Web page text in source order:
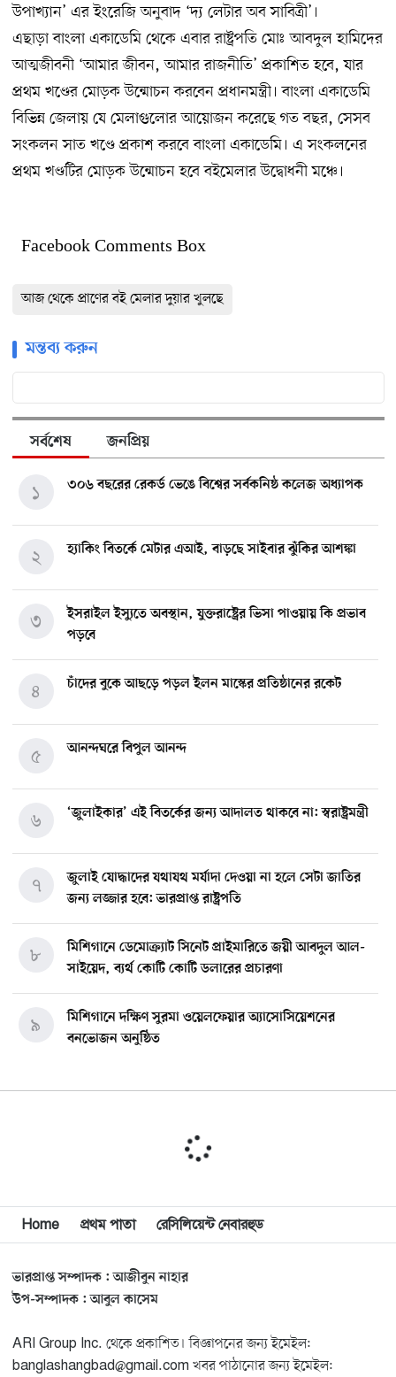
উপাখ্যান’ এর ইংরেজি অনুবাদ ‘দ্য লেটার অব সাবিত্রী’।
এছাড়া বাংলা একাডেমি থেকে এবার রাষ্ট্রপতি মোঃ আবদুল হামিদের
আত্মজীবনী ‘আমার জীবন, আমার রাজনীতি’ প্রকাশিত হবে, যার
প্রথম খণ্ডের মোড়ক উন্মোচন করবেন প্রধানমন্ত্রী। বাংলা একাডেমি
বিভিন্ন জেলায় যে মেলাগুলোর আয়োজন করেছে গত বছর, সেসব
সংকলন সাত খণ্ডে প্রকাশ করবে বাংলা একাডেমি। এ সংকলনের
প্রথম খণ্ডটির মোড়ক উন্মোচন হবে বইমেলার উদ্বোধনী মঞ্চে।
Facebook Comments Box
আজ থেকে প্রাণের বই মেলার দুয়ার খুলছে
মন্তব্য করুন
সর্বশেষ জনপ্রিয়
৩০৬ বছরের রেকর্ড ভেঙে বিশ্বের সর্বকনিষ্ঠ কলেজ অধ্যাপক
১
হ্যাকিং বিতর্কে মেটার এআই, বাড়ছে সাইবার ঝুঁকির আশঙ্কা
২
ইসরাইল ইস্যুতে অবস্থান, যুক্তরাষ্ট্রের ভিসা পাওয়ায় কি প্রভাব
পড়বে
৩
চাঁদের বুকে আছড়ে পড়ল ইলন মাস্কের প্রতিষ্ঠানের রকেট
৪
আনন্দঘরে বিপুল আনন্দ
৫
‘জুলাইকার’ এই বিতর্কের জন্য আদালত থাকবে না: স্বরাষ্ট্রমন্ত্রী
৬
জুলাই যোদ্ধাদের যথাযথ মর্যাদা দেওয়া না হলে সেটা জাতির
জন্য লজ্জার হবে: ভারপ্রাপ্ত রাষ্ট্রপতি
৭
মিশিগানে ডেমোক্র্যাট সিনেট প্রাইমারিতে জয়ী আবদুল আল-
সাইয়েদ, ব্যর্থ কোটি কোটি ডলারের প্রচারণা
৮
মিশিগানে দক্ষিণ সুরমা ওয়েলফেয়ার অ্যাসোসিয়েশনের
বনভোজন অনুষ্ঠিত
৯
বিশ্বজুড়ে কূটনৈতিক পুনর্বিন্যাস, ৫ অঞ্চলে মিশন বন্ধ করছে
১০
মিশিগানে ফ্রেন্ডস এন্ড ফ্যামিলির বনভোজনে প্রাণের উচ্ছ্বাস
মিশিগানে ডেমোক্র্যাটদের প্রাইমারিতে আল-সাইয়েদকে হারাতে
কেন এত মরিয়া ইসারায়েলি লবি এআইপ্যাক
১২
মুনা দাওয়াহ কনফারেন্স ২০২৬ সম্পর্কে প্রেস ব্রিফিং
১৩
শেখ হাসিনার সঙ্গে সংবাদ সম্মেলনে থাকছেন সাকিব আল
১৪
Home প্রথম পাতা রেসিলিয়েন্ট নেবারহুড
ভারপ্রাপ্ত সম্পাদক : আজীবুন নাহার
উপ-সম্পাদক : আবুল কাসেম
ARI Group Inc. থেকে প্রকাশিত। বিজ্ঞাপনের জন্য ইমেইল:
banglashangbad@gmail.com খবর পাঠানোর জন্য ইমেইল: